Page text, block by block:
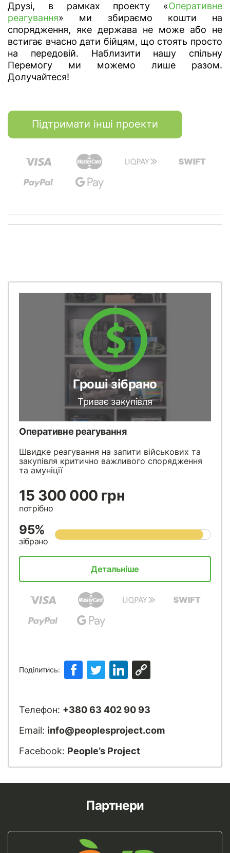
Друзі, в рамках проекту «Оперативне
реагування» ми збираємо кошти на
спорядження, яке держава не може або не
встигає вчасно дати бійцям, що стоять просто
на передовій. Наблизити нашу спільну
Перемогу ми можемо лише разом.
Долучайтеся!
Підтримати інші проекти
Гроші зібрано
Триває закупівля
Оперативне реагування
Швидке реагування на запити військових та
закупівля критично важливого спорядження
та амуніції
15 300 000 грн
потрібно
95%
зібрано
Детальніше
Поділитись:
Телефон: +380 63 402 90 93
Email: info@peoplesproject.com
Facebook: People’s Project
Партнери